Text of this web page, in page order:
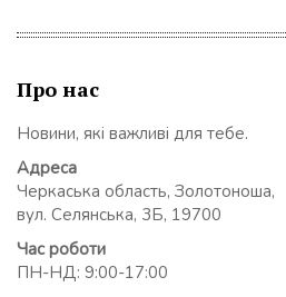
Про нас
Новини, які важливі для тебе.
Адреса
Черкаська область, Золотоноша,
вул. Селянська, 3Б, 19700
Час роботи
ПН-НД: 9:00-17:00